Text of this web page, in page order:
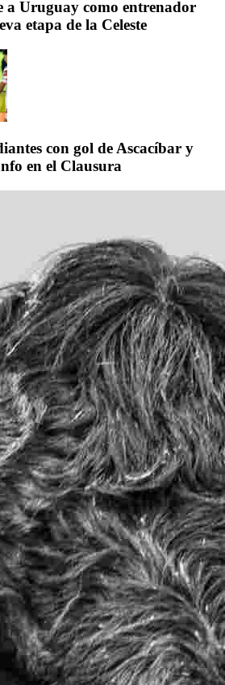
a Uruguay como entrenador
etapa de la Celeste
con gol de Ascacíbar y
en el Clausura